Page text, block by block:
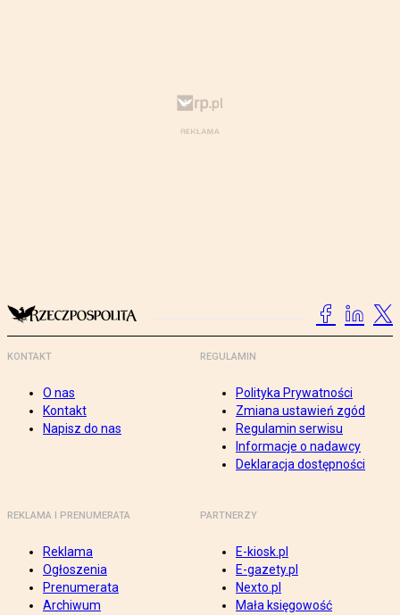
KONTAKT
O nas
Kontakt
Napisz do nas
REGULAMIN
Polityka Prywatności
Zmiana ustawień zgód
Regulamin serwisu
Informacje o nadawcy
Deklaracja dostępności
REKLAMA I PRENUMERATA
Reklama
Ogłoszenia
Prenumerata
Archiwum
PARTNERZY
E-kiosk.pl
E-gazety.pl
Nexto.pl
Mała księgowość